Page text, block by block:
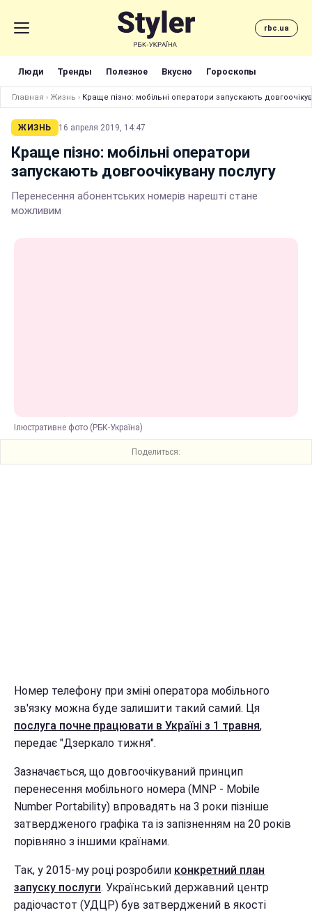
rbc.ua
Люди Тренды Полезное Вкусно Гороскопы
Главная › Жизнь › Краще пізно: мобільні оператори запускають
ЖИЗНЬ 16 апреля 2019, 14:47
Краще пізно: мобільні оператори
запускають довгоочікувану послугу
Перенесення абонентських номерів нарешті стане
можливим
Ілюстративне фото (РБК-Україна)
Поделиться:
Номер телефону при зміні оператора мобільного
зв'язку можна буде залишити такий самий. Ця
послуга почне працювати в Україні з 1 травня,
передає "Дзеркало тижня".
Зазначається, що довгоочікуваний принцип
перенесення мобільного номера (MNP - Mobile
Number Portability) впровадять на 3 роки пізніше
затвердженого графіка та із запізненням на 20 років
порівняно з іншими країнами.
Так, у 2015-му році розробили конкретний план
запуску послуги. Український державний центр
радіочастот (УДЦР) був затверджений в якості